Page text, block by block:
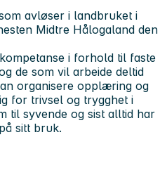
avløser i landbruket i
Midtre Hålogaland den
i forhold til faste
de som vil arbeide deltid
organisere opplæring og
for trivsel og trygghet i
til syvende og sist alltid har
sitt bruk.